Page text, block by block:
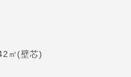
㎡(壁芯)